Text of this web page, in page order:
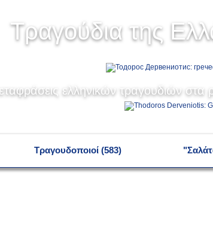
Τραγούδια της
ελληνικών τραγουδιών στα
Τραγουδοποιοί (583)